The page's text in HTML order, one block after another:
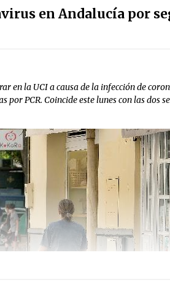
en Andalucía por
en la UCI a causa de la infección de
PCR. Coincide este lunes con las dos